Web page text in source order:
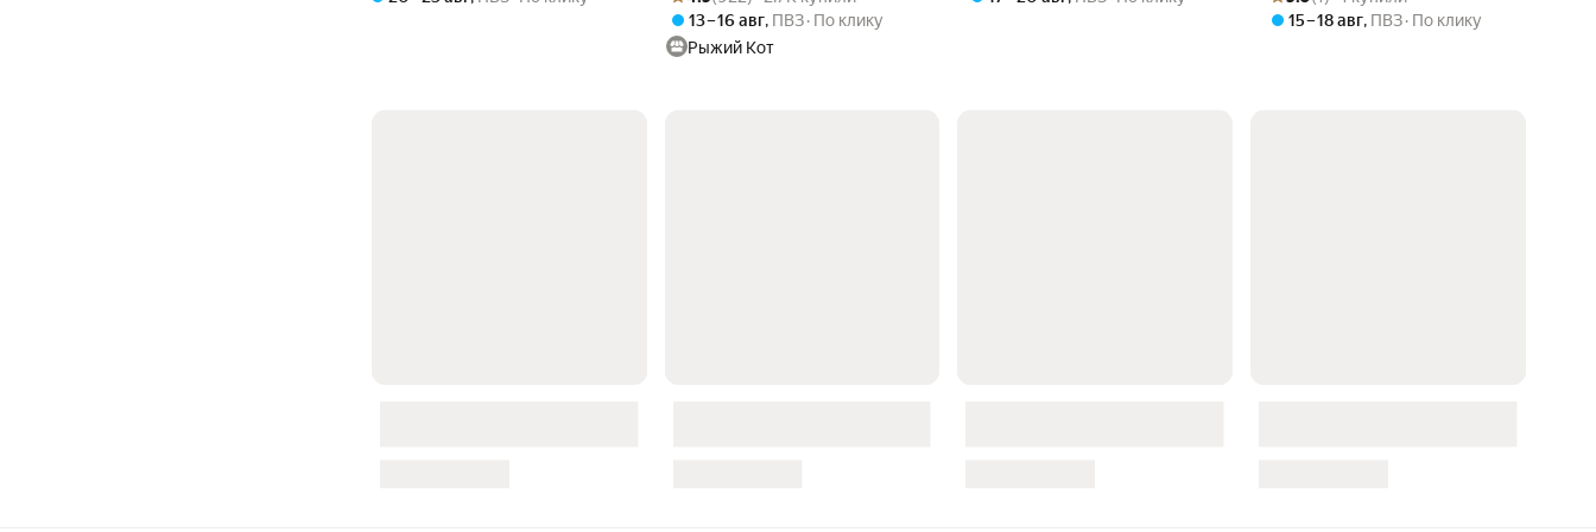
водонепроницаемый
13 – 16 авг, ПВЗ По клику
Рыжий Кот
15 – 18 авг, ПВЗ По клику